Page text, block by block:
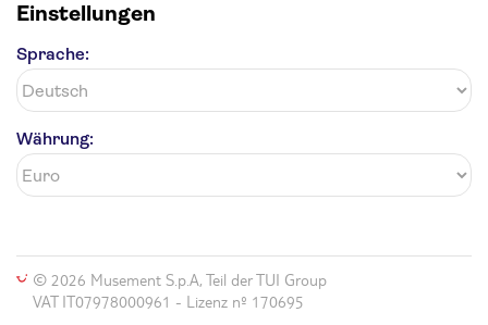
Einstellungen
Sprache:
Währung:
© 2026 Musement S.p.A, Teil der TUI Group
VAT IT07978000961 - Lizenz nº 170695